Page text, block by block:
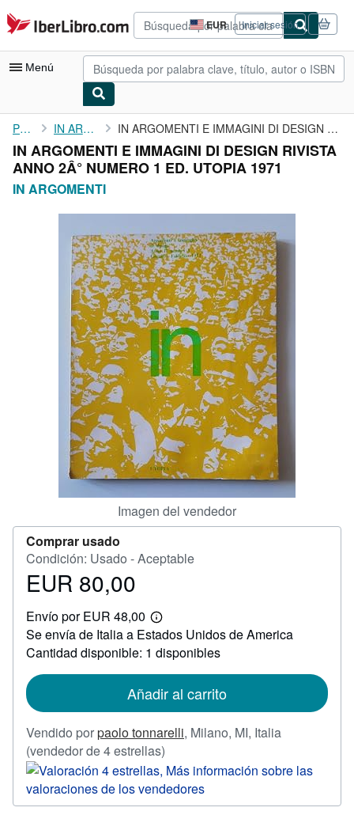
Pasar al contenido principal
IberLibro.com EUR
Preferencias
de
compra
del
Iniciar sesión
Menú
Mi cuenta
Consultar mis pedidos
Búsqueda avanzada
Colecciones
Libros antiguos
Arte y coleccionismo
Vendedores
Comenzar a vender
CERRAR
Portada IN ARGOMENTI IN ARGOMENTI E IMMAGINI DI DESIGN RIVISTA ANNO 2Â° NUMERO 1 ED. ...
IN ARGOMENTI E IMMAGINI DI DESIGN RIVISTA
ANNO 2Â° NUMERO 1 ED. UTOPIA 1971
IN ARGOMENTI
Imagen del vendedor
Comprar usado
Condición: Usado - Aceptable
Precio
80,00
EUR 80,00
Envío por EUR 48,00
Más
información
sobre
las
envío
Se envía de Italia a Estados Unidos de America
Cantidad disponible: 1 disponibles
Añadir al carrito
Vendido porpaolo tonnarelli, Milano, MI, Italia
(vendedor de 4 estrellas)
del
vendedor:
4